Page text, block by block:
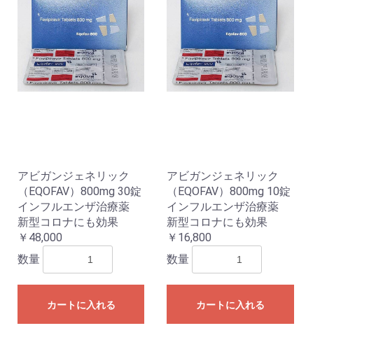
アビガンジェネリック
（EQOFAV）800mg 30錠
インフルエンザ治療薬
新型コロナにも効果
￥48,000
数量
カートに入れる
アビガンジェネリック
（EQOFAV）800mg 10錠
インフルエンザ治療薬
新型コロナにも効果
￥16,800
数量
カートに入れる